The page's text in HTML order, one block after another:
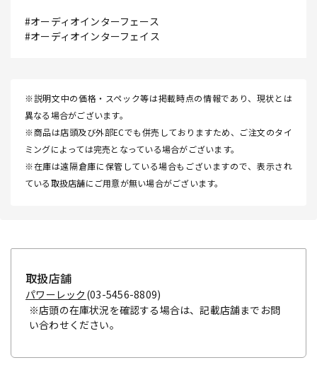
#オーディオインターフェース
#オーディオインターフェイス
※説明文中の価格・スペック等は掲載時点の情報であり、現状とは
異なる場合がございます。
※商品は店頭及び外部ECでも併売しておりますため、ご注文のタイ
ミングによっては完売となっている場合がございます。
※在庫は遠隔倉庫に保管している場合もございますので、表示され
ている取扱店舗にご用意が無い場合がございます。
取扱店舗
パワーレック (03-5456-8809)
※店頭の在庫状況を確認する場合は、記載店舗までお問
い合わせください。